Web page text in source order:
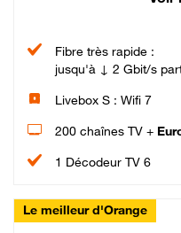
Fibre très rapide :
jusqu'à ↓ 2 Gbit/s
Livebox S : Wifi 7
200 chaînes TV +
1 Décodeur TV 6
Le meilleur d'Orange